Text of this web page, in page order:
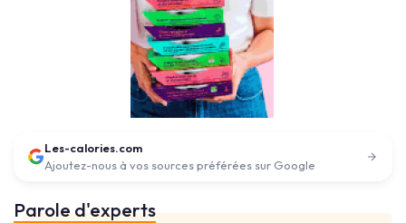
Les-calories.com
Ajoutez-nous à vos sources préférées sur Google
Parole d'experts